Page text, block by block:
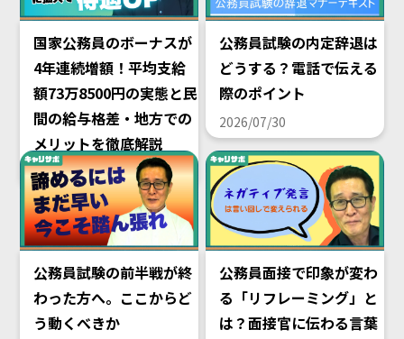
国家公務員のボーナスが
4年連続増額！平均支給
額73万8500円の実態と民
間の給与格差・地方での
メリットを徹底解説
2026/08/02
公務員試験の内定辞退は
どうする？電話で伝える
際のポイント
2026/07/30
公務員試験の前半戦が終
わった方へ。ここからど
う動くべきか
公務員面接で印象が変わ
る「リフレーミング」と
は？面接官に伝わる言葉